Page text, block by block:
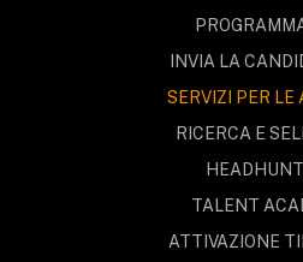
INVIA LA
SERVIZI PER LE
RICERCA E
TALENT
ATTIVAZIONE